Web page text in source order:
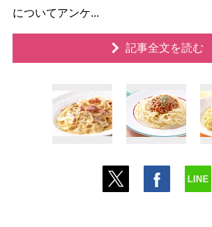
についてアンケ...
記事全文を読む